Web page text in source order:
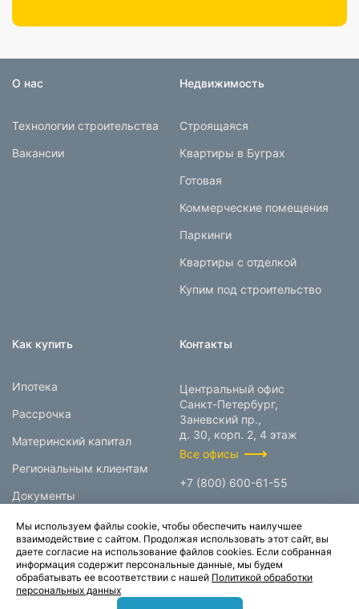
О нас
Технологии строительства
Вакансии
Недвижимость
Строящаяся
Квартиры в Буграх
Готовая
Коммерческие помещения
Паркинги
Квартиры с отделкой
Купим под строительство
Как купить
Ипотека
Рассрочка
Материнский капитал
Региональным клиентам
Документы
Контакты
Центральный офис
Санкт-Петербург,
Заневский пр.,
д. 30, корп. 2, 4 этаж
Все офисы
+7 (800) 600-61-55
© 1995-2026.
Группа компаний «Прок»
Мы используем файлы cookie, чтобы обеспечить наилучшее
взаимодействие с сайтом. Продолжая использовать этот сайт, вы
даете согласие на использование файлов cookies. Если собранная
информация содержит персональные данные, мы будем
обрабатывать ее всоответствии с нашей Политикой обработки
персональных данных